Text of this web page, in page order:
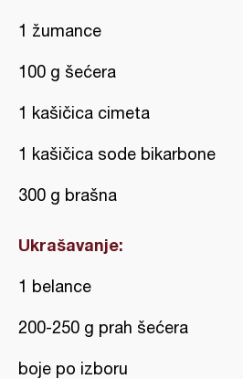
1 žumance
100 g šećera
1 kašičica cimeta
1 kašičica sode bikarbone
300 g brašna
Ukrašavanje:
1 belance
200-250 g prah šećera
boje po izboru